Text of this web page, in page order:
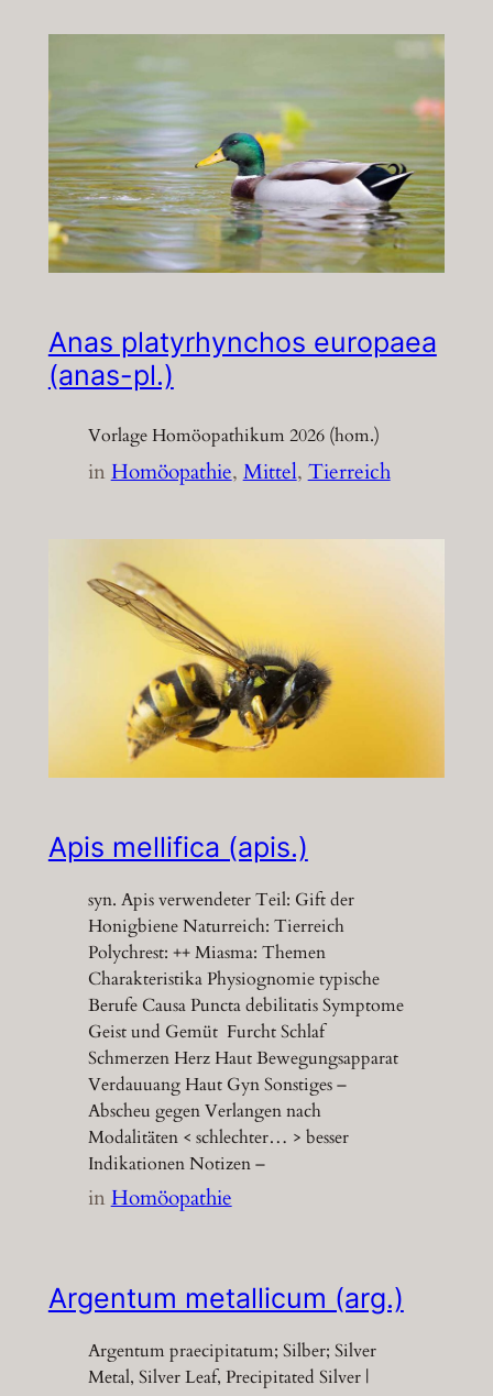
Anas platyrhynchos europaea
(anas-pl.)
Vorlage Homöopathikum 2026 (hom.)
inHomöopathie, Mittel, Tierreich
Apis mellifica (apis.)
syn. Apis verwendeter Teil: Gift der
Honigbiene Naturreich: Tierreich
Polychrest: ++ Miasma: Themen
Charakteristika Physiognomie typische
Berufe Causa Puncta debilitatis Symptome
Geist und Gemüt Furcht Schlaf
Schmerzen Herz Haut Bewegungsapparat
Verdauuang Haut Gyn Sonstiges –
Abscheu gegen Verlangen nach
Modalitäten < schlechter… > besser
Indikationen Notizen –
inHomöopathie
Argentum metallicum (arg.)
Argentum praecipitatum; Silber; Silver
Metal, Silver Leaf, Precipitated Silver |